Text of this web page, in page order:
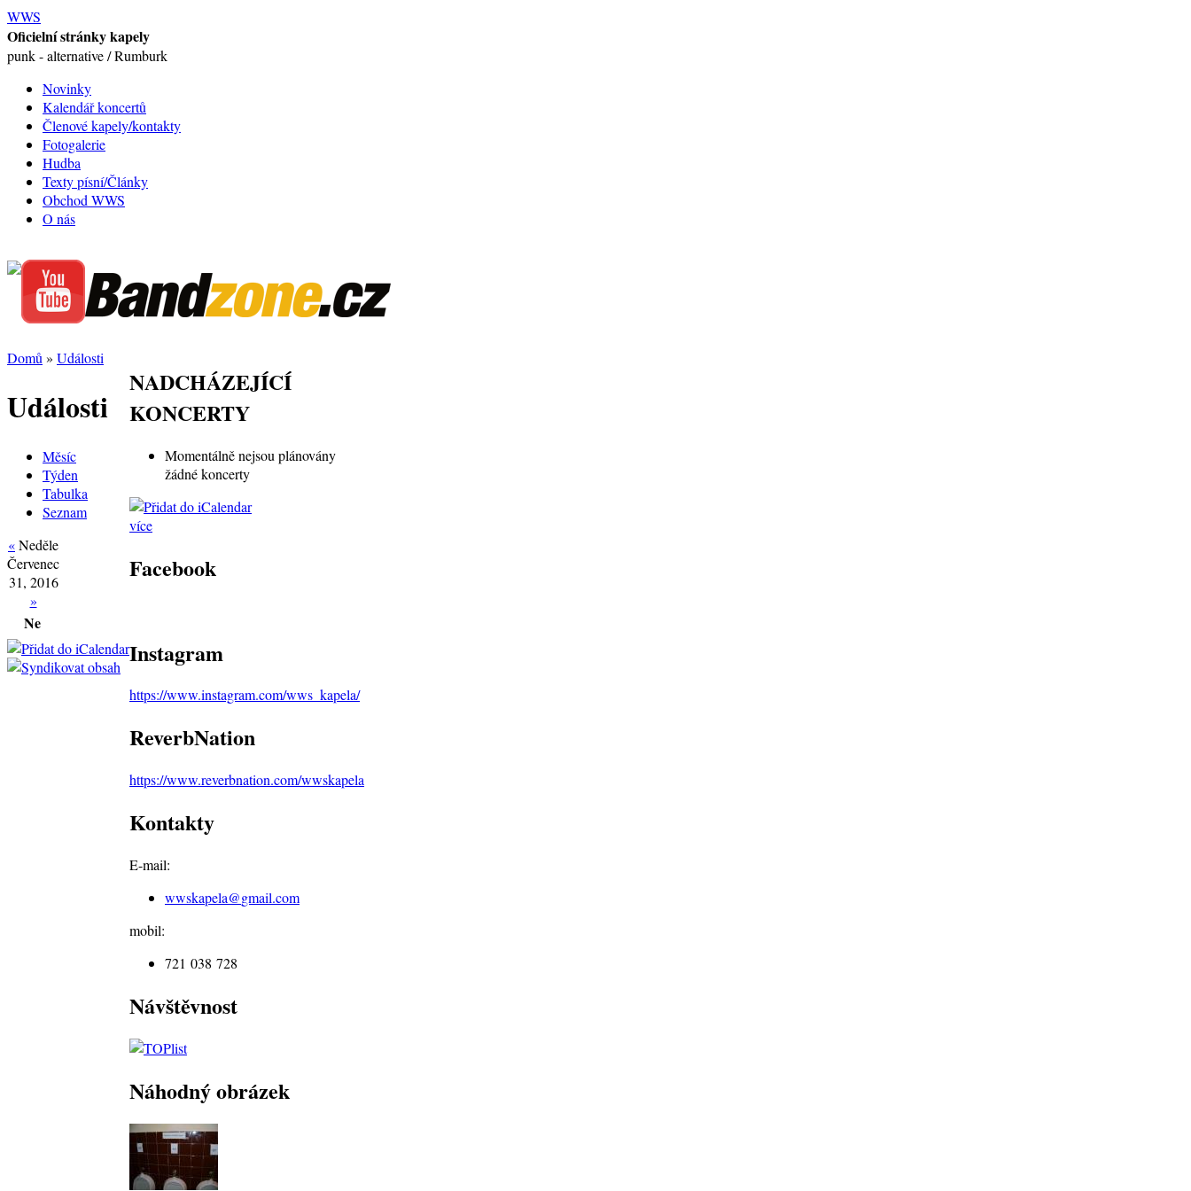
WWS
Oficielní stránky kapely
punk - alternative / Rumburk
Novinky
Kalendář koncertů
Členové kapely/kontakty
Fotogalerie
Hudba
Texty písní/Články
Obchod WWS
O nás
Domů » Události
Události
Měsíc
Týden
Tabulka
Seznam
«Neděle
Červenec
31, 2016
»
Ne
NADCHÁZEJÍCÍ
KONCERTY
Momentálně nejsou plánovány
žádné koncerty
více
Facebook
Instagram
https://www.instagram.com/wws_kapela/
ReverbNation
https://www.reverbnation.com/wwskapela
Kontakty
E-mail:
wwskapela@gmail.com
mobil:
721 038 728
Návštěvnost
Náhodný obrázek